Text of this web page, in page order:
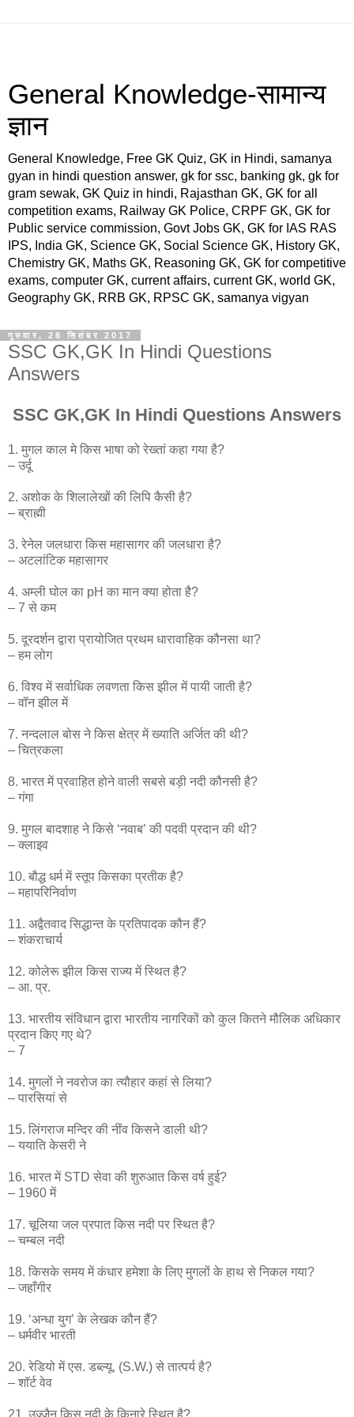
General Knowledge-सामान्य
ज्ञान
General Knowledge, Free GK Quiz, GK in Hindi, samanya
gyan in hindi question answer, gk for ssc, banking gk, gk for
gram sewak, GK Quiz in hindi, Rajasthan GK, GK for all
competition exams, Railway GK Police, CRPF GK, GK for
Public service commission, Govt Jobs GK, GK for IAS RAS
IPS, India GK, Science GK, Social Science GK, History GK,
Chemistry GK, Maths GK, Reasoning GK, GK for competitive
exams, computer GK, current affairs, current GK, world GK,
Geography GK, RRB GK, RPSC GK, samanya vigyan
गुरुवार, 28 सितंबर 2017
SSC GK,GK In Hindi Questions
Answers
SSC GK,GK In Hindi Questions Answers
1. मुगल काल मे किस भाषा को रेख्तां कहा गया है?
– उर्दू
2. अशोक के शिलालेखों की लिपि कैसी है?
– ब्राह्मी
3. रेनेल जलधारा किस महासागर की जलधारा है?
– अटलांटिक महासागर
4. अम्ली घोल का pH का मान क्या होता है?
– 7 से कम
5. दूरदर्शन द्वारा प्रायोजित प्रथम धारावाहिक कौनसा था?
– हम लोग
6. विश्व में सर्वाधिक लवणता किस झील में पायी जाती है?
– वॉन झील में
7. नन्दलाल बोस ने किस क्षेत्र में ख्याति अर्जित की थी?
– चित्रकला
8. भारत में प्रवाहित होने वाली सबसे बड़ी नदी कौनसी है?
– गंगा
9. मुगल बादशाह ने किसे ‘नवाब’ की पदवी प्रदान की थी?
– क्लाइव
10. बौद्ध धर्म में स्तूप किसका प्रतीक है?
– महापरिनिर्वाण
11. अद्वैतवाद सिद्धान्त के प्रतिपादक कौन हैं?
– शंकराचार्य
12. कोलेरू झील किस राज्य में स्थित है?
– आ. प्र.
13. भारतीय संविधान द्वारा भारतीय नागरिकों को कुल कितने मौलिक अधिकार
प्रदान किए गए थे?
– 7
14. मुगलों ने नवरोज का त्यौहार कहां से लिया?
– पारसियां से
15. लिंगराज मन्दिर की नींव किसने डाली थी?
– ययाति केसरी ने
16. भारत में STD सेवा की शुरुआत किस वर्ष हुई?
– 1960 में
17. चूलिया जल प्रपात किस नदी पर स्थित है?
– चम्बल नदी
18. किसके समय में कंधार हमेशा के लिए मुगलों के हाथ से निकल गया?
– जहाँगीर
19. ‘अन्धा युग’ के लेखक कौन हैं?
– धर्मवीर भारती
20. रेडियो में एस. डब्ल्यू. (S.W.) से तात्पर्य है?
– शॉर्ट वेव
21. उज्जैन किस नदी के किनारे स्थित है?